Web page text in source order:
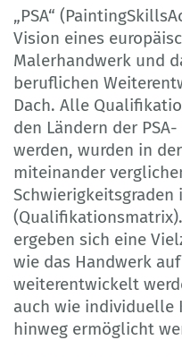
„PSA“
Vision eines
Malerhandwerk und
beruflichen
Dach. Alle
den Ländern der
werden, wurden in
miteinander
Schwierigkeitsgraden
ergeben sich eine
wie das Handwerk
weiterentwickelt
auch wie individuelle
hinweg ermöglicht